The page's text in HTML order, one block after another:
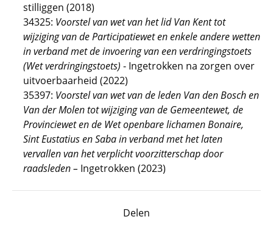
stilliggen (2018)
34325: Voorstel van wet van het lid Van Kent tot
wijziging van de Participatiewet en enkele andere wetten
in verband met de invoering van een verdringingstoets
(Wet verdringingstoets) - Ingetrokken na zorgen over
uitvoerbaarheid (2022)
35397: Voorstel van wet van de leden Van den Bosch en
Van der Molen tot wijziging van de Gemeentewet, de
Provinciewet en de Wet openbare lichamen Bonaire,
Sint Eustatius en Saba in verband met het laten
vervallen van het verplicht voorzitterschap door
raadsleden – Ingetrokken (2023)
Delen